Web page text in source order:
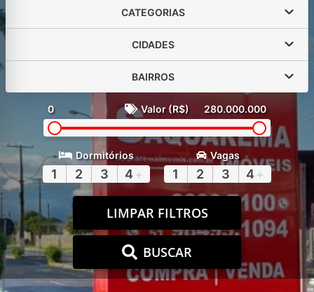
CATEGORIAS
CIDADES
BAIRROS
0 Valor (R$) 280.000.000
Dormitórios
1 2 3 4 +
Vagas
1 2 3 4 +
LIMPAR FILTROS
BUSCAR